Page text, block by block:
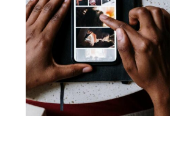
Top-Apps zum
Animieren von Fotos
für ansprechende
Facebook-Posts